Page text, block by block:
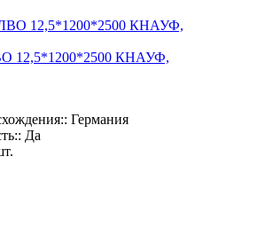
12,5*1200*2500 КНАУФ,
Германия
Да